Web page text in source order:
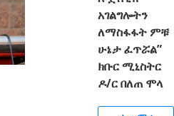
አገልግሎትን
ለማስፋፋት ምቹ
ሁኔታ ፈጥሯል”
ክቡር ሚኒስትር
ዶ/ር በለጠ ሞላ